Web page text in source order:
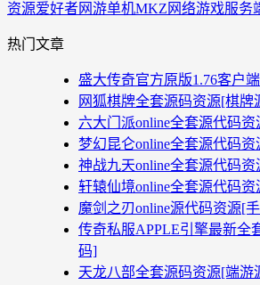
资源爱好者网游单机MKZ网络游戏服务
热门文章
盛大传奇官方原版1.76客户
网狐棋牌全套源码资源[棋牌
六大门派online全套源代码
梦幻昆仑online全套源代码
神战九天online全套源代码
轩辕仙境online全套源代码
魔剑之刃online源代码资源[
传奇私服APPLE引擎最新全
码]
天龙八部全套源码资源[端游